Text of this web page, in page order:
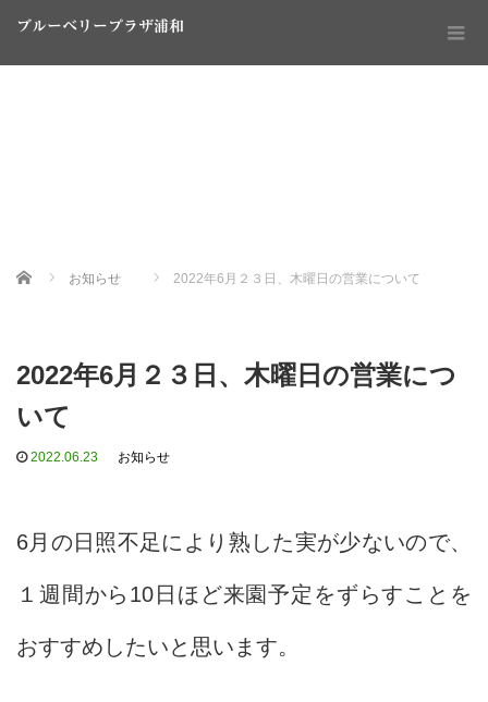
ブルーベリープラザ浦和
Home お知らせ 2022年6月２３日、木曜日の営業について
2022年6月２３日、木曜日の営業につ
いて
2022.06.23 お知らせ
6月の日照不足により熟した実が少ないので、
１週間から10日ほど来園予定をずらすことを
おすすめしたいと思います。